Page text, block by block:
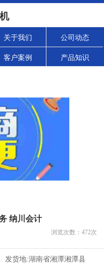
关于我们 公司动态
客户案例 产品知识
纳川会计
浏览次数： 472次
发货地:湖南省湘潭湘潭县